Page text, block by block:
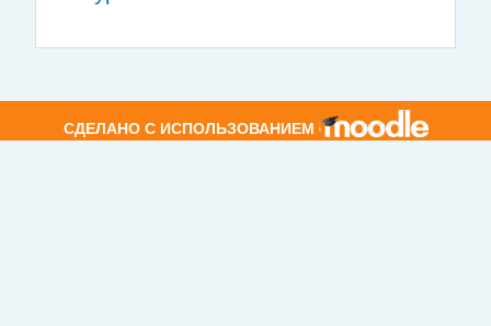
СДЕЛАНО С ИСПОЛЬЗОВАНИЕМ